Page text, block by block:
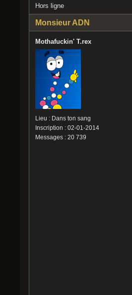
Hors ligne
Monsieur ADN
Mothafuckin' T.rex
Lieu : Dans ton sang
Inscription : 02-01-2014
Messages : 20 739